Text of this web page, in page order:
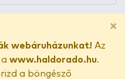
×
webáruházunkat! Az
www.haldorado.hu.
a böngésző